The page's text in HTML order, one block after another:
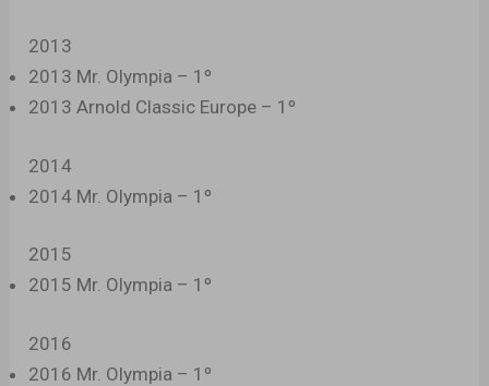
2013
2013 Mr. Olympia – 1º
2013 Arnold Classic Europe – 1º
2014
2014 Mr. Olympia – 1º
2015
2015 Mr. Olympia – 1º
2016
2016 Mr. Olympia – 1º